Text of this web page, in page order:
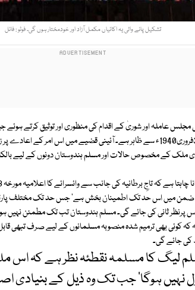
تشکیل پانے والی یہ اکائیاں مکمل آزاد اور خودمختار ہوں گی۔ فوٹو : فائل
عاملہ اور شوریٰ کے اقدام کی منظوری اور توثیق کرتے ہوئے
ملک کے مخصوص حالات اور مسلم ہندوستان دونوں کے لیے
کے ضمن میں اس حد تک اطمینان بخش ہے' جس حد تک مختلف
پرنظر ثانی کی جائے گی۔ مسلم ہندوستان تب تک مطمئن
کہ کوئی بھی ترمیم شدہ منصوبہ مسلمانوں کے لیے صرف تبھی
کی جائے گی۔
مسلم لیگ کا مسلمہ نقطئہ نظر ہے کہ
نہیں ہوگا' جب تک وہ ذیل کے بنیادی